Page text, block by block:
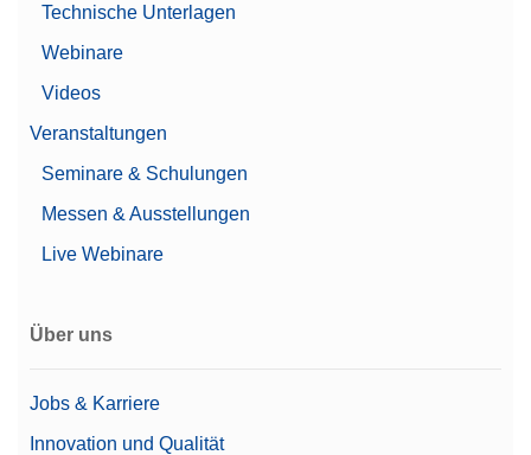
Technische Unterlagen
Webinare
Videos
Veranstaltungen
Seminare & Schulungen
Messen & Ausstellungen
Live Webinare
Über uns
Jobs & Karriere
Innovation und Qualität